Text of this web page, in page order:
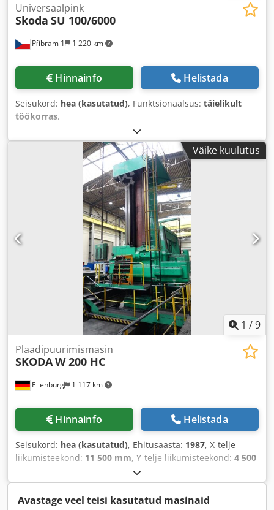
Příbram 1 1 220 km
Universaalpink
Skoda SU 100/6000
Hinnainfo Helistada
Seisukord: hea (kasutatud), Funktsionaalsus: täielikult
töökorras,
Väike kuulutus
1 /9
Eilenburg 1 117 km
Plaadipuurimismasin
SKODAW 200 HC
Hinnainfo Helistada
Seisukord: hea (kasutatud), Ehitusaasta: 1987, X-telje
liikumisteekond: 11 500 mm, Y-telje liikumisteekond: 4 500
, Z-telje liikumisteekond:2 000 mm
Avastage veel teisi kasutatud masinaid